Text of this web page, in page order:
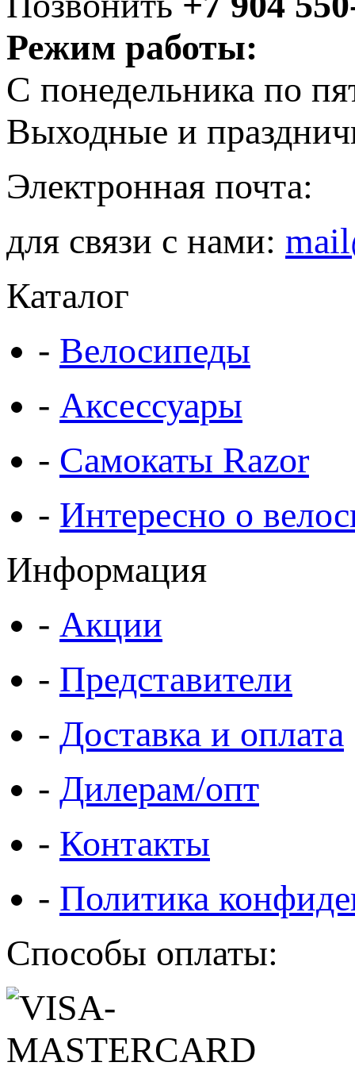
Режим работы:
С понедельника по
Выходные и
Электронная почта:
для связи с нами:
Каталог
- Велосипеды
- Аксессуары
- Самокаты Razor
- Интересно о
Информация
- Акции
- Представители
- Доставка и оплата
- Дилерам/опт
- Контакты
- Политика
Способы оплаты: